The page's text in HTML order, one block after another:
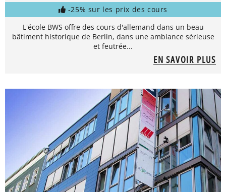
-25% sur les prix des cours
L'école BWS offre des cours d'allemand dans un beau
bâtiment historique de Berlin, dans une ambiance sérieuse
et feutrée...
EN SAVOIR PLUS